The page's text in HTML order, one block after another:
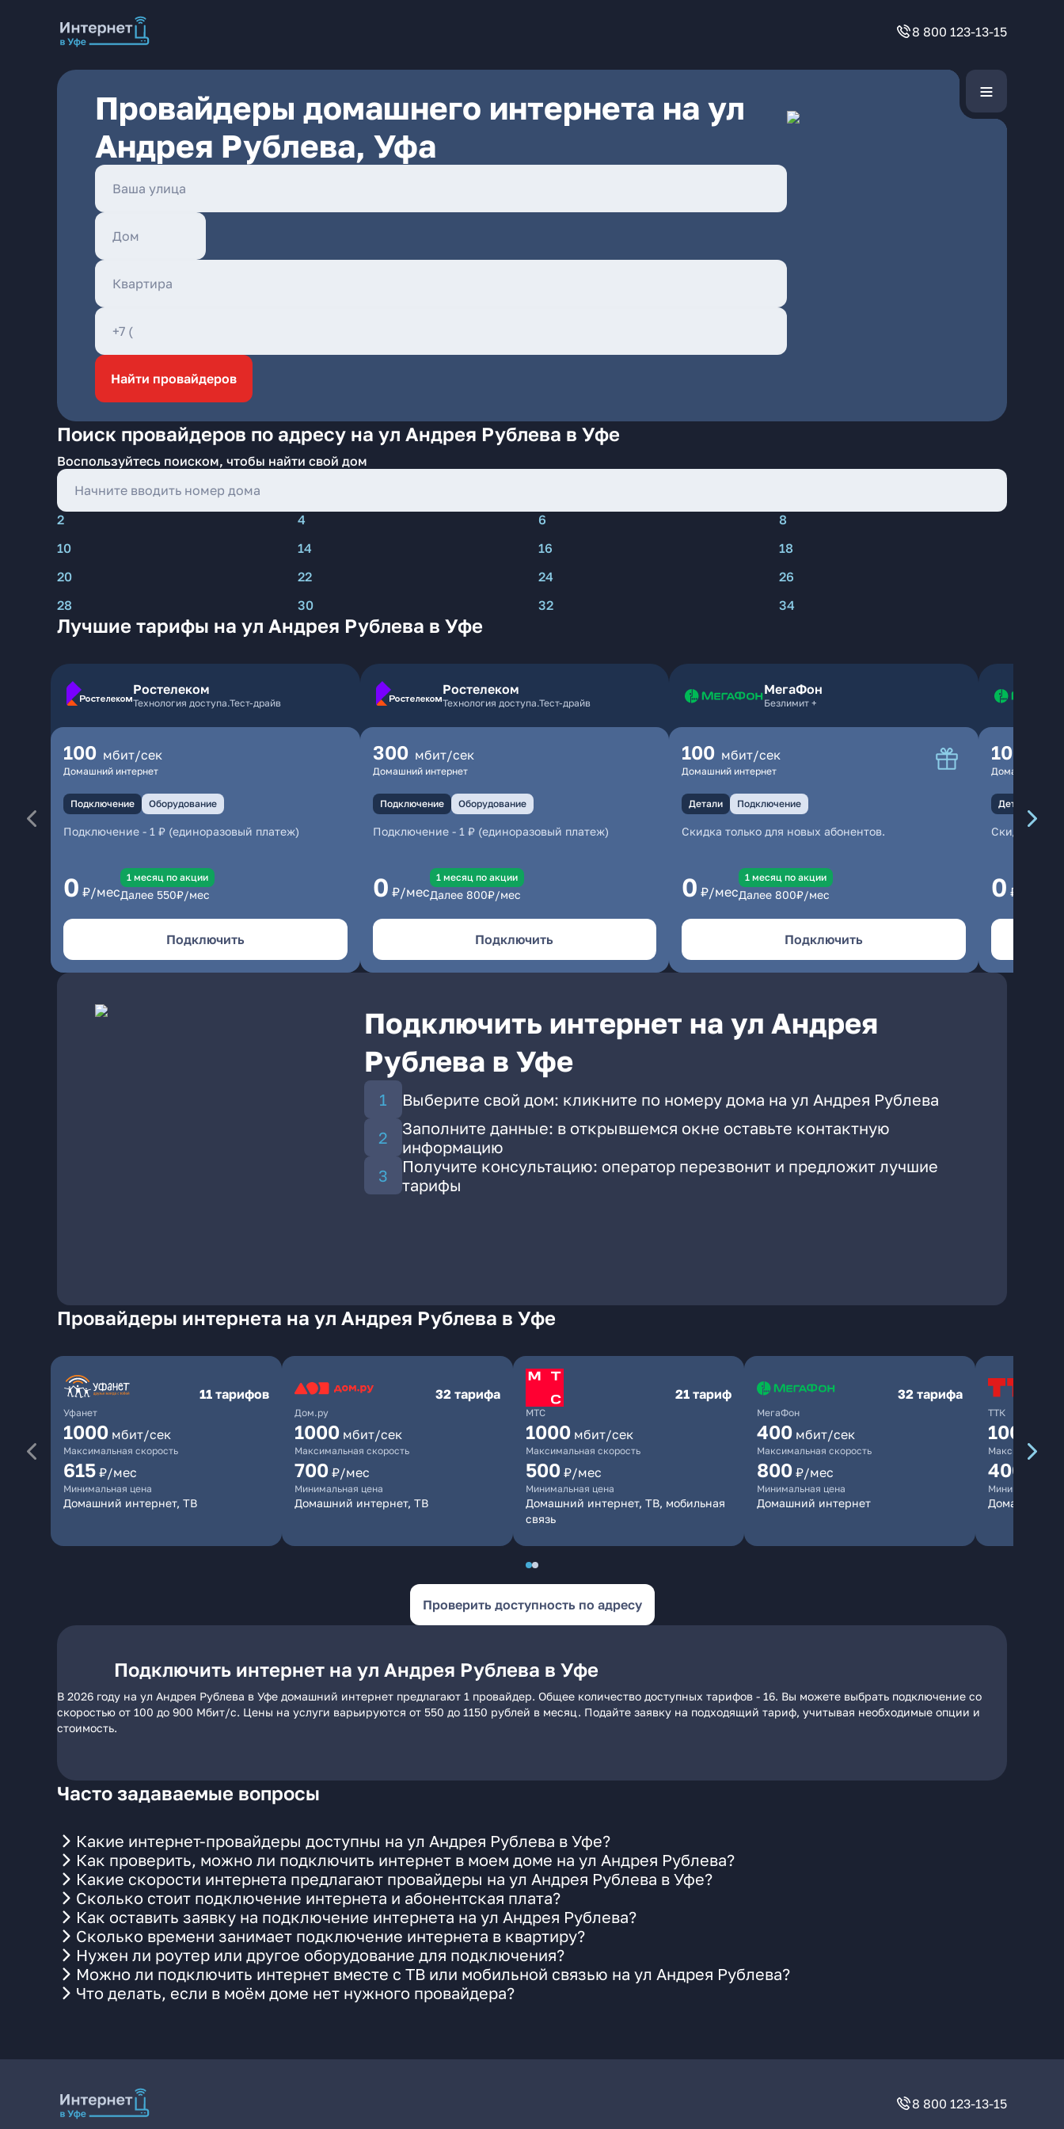
8 800 123-13-15
Провайдеры домашнего интернета на ул
Андрея Рублева, Уфа
Найти провайдеров
Поиск провайдеров по адресу на ул Андрея Рублева в Уфе
Воспользуйтесь поиском, чтобы найти свой дом
2 4 6
8
10
14 16
18
20
22 24
26
28
30 32 34
Лучшие тарифы на ул Андрея Рублева в Уфе
Ростелеком
Технология доступа.Тест-драйв
100 мбит/сек
Домашний интернет
Подключение Оборудование
Подключение - 1 ₽ (единоразовый платеж)
0 ₽/мес
1 месяц по акции
Далее 550₽/мес
Подключить
Ростелеком
Технология доступа.Тест-драйв
300 мбит/сек
Домашний интернет
Подключение Оборудование
Подключение- 1 ₽ (единоразовый платеж)
0 ₽/мес
1 месяц по акции
Далее 800₽/мес
Подключить
МегаФон
Безлимит +
100 мбит/сек
Домашний интернет
Детали Подключение
Скидка только для новых абонентов.
0 ₽/мес
1 месяц по акции
Далее 800₽/мес
Подключить
100
Домашний
Детали
Скидка
0 ₽/мес
Подключить интернет на ул Андрея
Рублева в Уфе
Выберите свой дом: кликните по номеру дома на ул Андрея Рублева
Заполните данные: в открывшемся окне оставьте контактную
информацию
Получите консультацию: оператор перезвонит и предложит лучшие
тарифы
Провайдеры интернета на ул Андрея Рублева в Уфе
Уфанет
11 тарифов
1000 мбит/сек
Максимальная скорость
615 ₽/мес
Минимальная цена
Домашний интернет, ТВ
Дом.ру
32 тарифа
1000 мбит/сек
Максимальная скорость
700 ₽/мес
Минимальная цена
Домашний интернет, ТВ
МТС
21 тариф
1000 мбит/сек
Максимальная скорость
500 ₽/мес
Минимальная цена
Домашний интернет, ТВ, мобильная
связь
МегаФон
32 тарифа
400 мбит/сек
Максимальная скорость
800 ₽/мес
Минимальная цена
Домашний интернет
ТТК
100
Максимальная
400
Минимальная
Домашний
Проверить доступность по адресу
Подключить интернет на ул Андрея Рублева в Уфе
В 2026 году на ул Андрея Рублева в Уфе домашний интернет предлагают 1 провайдер. Общее количество доступных тарифов - 16. Вы можете выбрать подключение со
скоростью от 100 до 900 Мбит/с. Цены на услуги варьируются от 550 до 1150 рублей в месяц. Подайте заявку на подходящий тариф, учитывая необходимые опции и
стоимость.
Часто задаваемые вопросы
Какие интернет-провайдеры доступны на ул Андрея Рублева в Уфе?
Как проверить, можно ли подключить интернет в моем доме на ул Андрея Рублева?
Какие скорости интернета предлагают провайдеры на ул Андрея Рублева в Уфе?
Сколько стоит подключение интернета и абонентская плата?
Как оставить заявку на подключение интернета на ул Андрея Рублева?
Сколько времени занимает подключение интернета в квартиру?
Нужен ли роутер или другое оборудование для подключения?
Можно ли подключить интернет вместе с ТВ или мобильной связью на ул Андрея Рублева?
Что делать, если в моём доме нет нужного провайдера?
8 800 123-13-15